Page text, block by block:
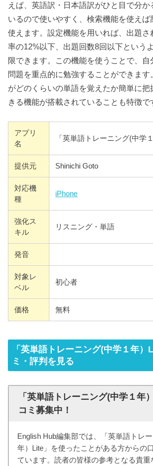
えば、英語訳・日本語訳がひと目で分か
いるので使いやすく、検索機能を使えば
使えます。設定機能を用いれば、出題さ
率の12%以下、出題回数8回以下という
限できます。この機能を使うことで、自
問題を重点的に勉強することができます
がどのくらいの単語を覚えたか簡単に把
きる機能が搭載されていることも特徴で
アプリ
名
「英単語トレーニング(中学
提供元 Shinichi Goto
対応機
種
iPhone
強化ス
キル
リスニング・単語
発音
対象レ
ベル
初心者
価格 無料
「英単語トレーニング(中学１年）
ミ・評判を見る
「英単語トレーニング(中学１年
コミ募集中！
English Hub編集部では、「英単語トレー
年）Lite」を使ったことがある方からの
ています。読者の皆様の参考となる貴重